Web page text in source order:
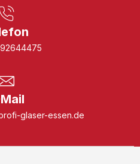
glaser-essen.de